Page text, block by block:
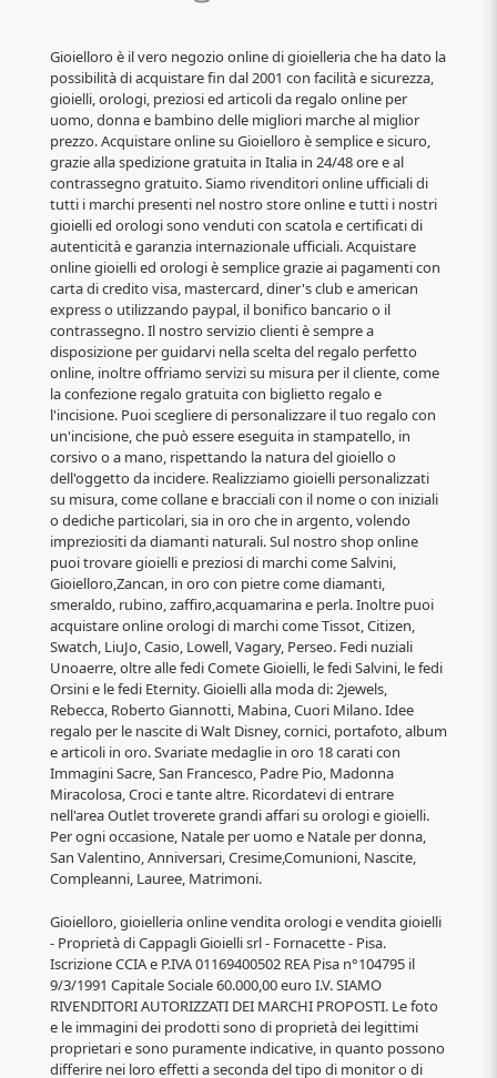
Gioielloro è il vero negozio online di gioielleria che ha dato la
possibilità di acquistare fin dal 2001 con facilità e sicurezza,
gioielli, orologi, preziosi ed articoli da regalo online per
uomo, donna e bambino delle migliori marche al miglior
prezzo. Acquistare online su Gioielloro è semplice e sicuro,
grazie alla spedizione gratuita in Italia in 24/48 ore e al
contrassegno gratuito. Siamo rivenditori online ufficiali di
tutti i marchi presenti nel nostro store online e tutti i nostri
gioielli ed orologi sono venduti con scatola e certificati di
autenticità e garanzia internazionale ufficiali. Acquistare
online gioielli ed orologi è semplice grazie ai pagamenti con
carta di credito visa, mastercard, diner's club e american
express o utilizzando paypal, il bonifico bancario o il
contrassegno. Il nostro servizio clienti è sempre a
disposizione per guidarvi nella scelta del regalo perfetto
online, inoltre offriamo servizi su misura per il cliente, come
la confezione regalo gratuita con biglietto regalo e
l'incisione. Puoi scegliere di personalizzare il tuo regalo con
un'incisione, che può essere eseguita in stampatello, in
corsivo o a mano, rispettando la natura del gioiello o
dell'oggetto da incidere. Realizziamo gioielli personalizzati
su misura, come collane e bracciali con il nome o con iniziali
o dediche particolari, sia in oro che in argento, volendo
impreziositi da diamanti naturali. Sul nostro shop online
puoi trovare gioielli e preziosi di marchi come Salvini,
Gioielloro,Zancan, in oro con pietre come diamanti,
smeraldo, rubino, zaffiro,acquamarina e perla. Inoltre puoi
acquistare online orologi di marchi come Tissot, Citizen,
Swatch, LiuJo, Casio, Lowell, Vagary, Perseo. Fedi nuziali
Unoaerre, oltre alle fedi Comete Gioielli, le fedi Salvini, le fedi
Orsini e le fedi Eternity. Gioielli alla moda di: 2jewels,
Rebecca, Roberto Giannotti, Mabina, Cuori Milano. Idee
regalo per le nascite di Walt Disney, cornici, portafoto, album
e articoli in oro. Svariate medaglie in oro 18 carati con
Immagini Sacre, San Francesco, Padre Pio, Madonna
Miracolosa, Croci e tante altre. Ricordatevi di entrare
nell'area Outlet troverete grandi affari su orologi e gioielli.
Per ogni occasione, Natale per uomo e Natale per donna,
San Valentino, Anniversari, Cresime,Comunioni, Nascite,
Compleanni, Lauree, Matrimoni.
Gioielloro, gioielleria online vendita orologi e vendita gioielli
- Proprietà di Cappagli Gioielli srl - Fornacette - Pisa.
Iscrizione CCIA e P.IVA 01169400502 REA Pisa n°104795 il
9/3/1991 Capitale Sociale 60.000,00 euro I.V. SIAMO
RIVENDITORI AUTORIZZATI DEI MARCHI PROPOSTI. Le foto
e le immagini dei prodotti sono di proprietà dei legittimi
proprietari e sono puramente indicative, in quanto possono
differire nei loro effetti a seconda del tipo di monitor o di